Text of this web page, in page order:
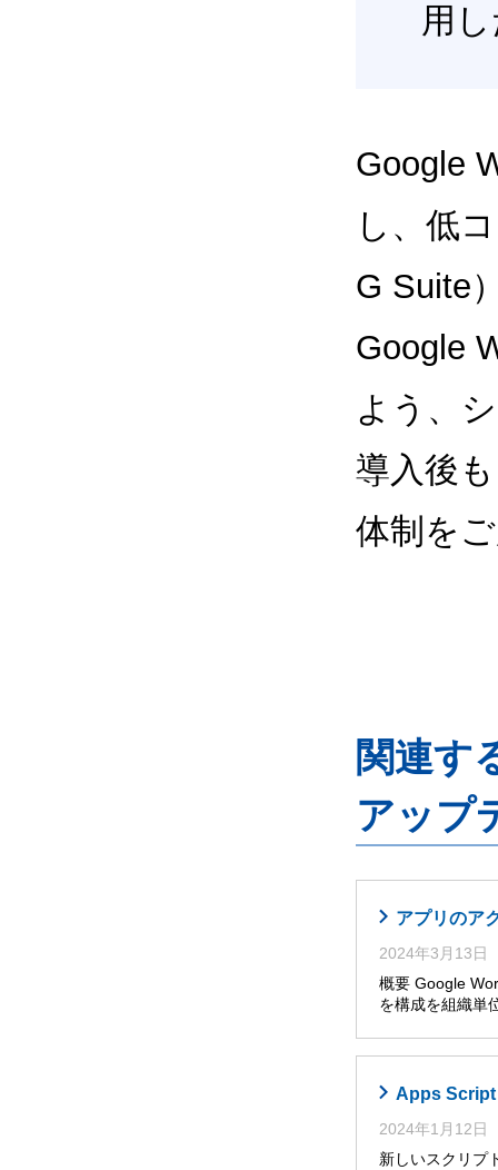
用
Google
し、低
G Suite
Google
よう、
導入後
体制を
関連す
アップ
アプリのア
2024年3月13日
概要 Google
を構成を組織単
Apps Script
2024年1月12日
新しいスクリプ